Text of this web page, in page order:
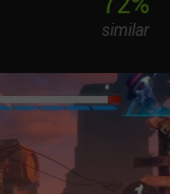
spam con uno
de
mejor a sus
premium de 2,99 $
el tiempo,
juegos de
similar